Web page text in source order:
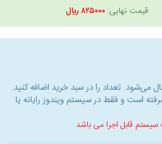
قیمت نهایی:۸۲۵۰۰۰ ريال
می‌شود. تعداد را در سبد خرید اضافه کنید.
است و فقط در سیستم ویندوز رایانه یا
سیستم قابل اجرا می باشد